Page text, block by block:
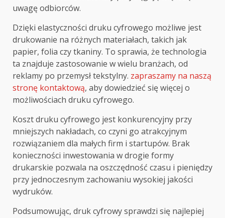
uwagę odbiorców.
Dzięki elastyczności druku cyfrowego możliwe jest
drukowanie na różnych materiałach, takich jak
papier, folia czy tkaniny. To sprawia, że technologia
ta znajduje zastosowanie w wielu branżach, od
reklamy po przemysł tekstylny. zapraszamy na naszą
stronę kontaktową, aby dowiedzieć się więcej o
możliwościach druku cyfrowego.
Koszt druku cyfrowego jest konkurencyjny przy
mniejszych nakładach, co czyni go atrakcyjnym
rozwiązaniem dla małych firm i startupów. Brak
konieczności inwestowania w drogie formy
drukarskie pozwala na oszczędność czasu i pieniędzy
przy jednoczesnym zachowaniu wysokiej jakości
wydruków.
Podsumowując, druk cyfrowy sprawdzi się najlepiej